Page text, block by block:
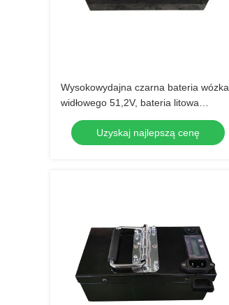
Wysokowydajna czarna bateria wózka
widłowego 51,2V, bateria litowa
LiFePO4
Uzyskaj najlepszą cenę